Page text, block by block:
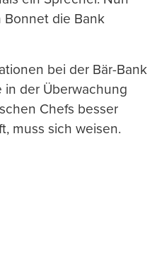
Bonnet die Bank
bei der Bär-Bank
der Überwachung
Chefs besser
muss sich weisen.